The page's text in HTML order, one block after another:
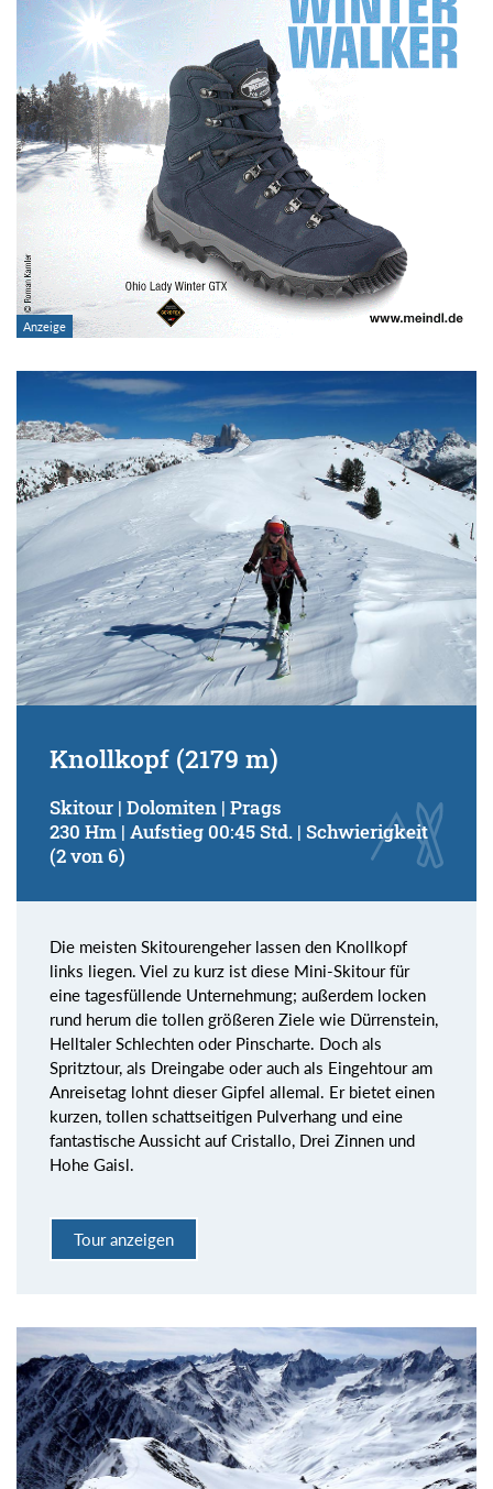
Knollkopf (2179 m)
Skitour | Dolomiten | Prags
230 Hm | Aufstieg 00:45 Std. | Schwierigkeit
(2 von 6)
Die meisten Skitourengeher lassen den Knollkopf
links liegen. Viel zu kurz ist diese Mini-Skitour für
eine tagesfüllende Unternehmung; außerdem locken
rund herum die tollen größeren Ziele wie Dürrenstein,
Helltaler Schlechten oder Pinscharte. Doch als
Spritztour, als Dreingabe oder auch als Eingehtour am
Anreisetag lohnt dieser Gipfel allemal. Er bietet einen
kurzen, tollen schattseitigen Pulverhang und eine
fantastische Aussicht auf Cristallo, Drei Zinnen und
Hohe Gaisl.
Tour anzeigen